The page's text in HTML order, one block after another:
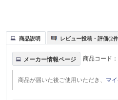
商品説明 レビュー投稿・評価(2
メーカー情報ページ 商品コード：
商品が届いた後ご使用いただき、 マ